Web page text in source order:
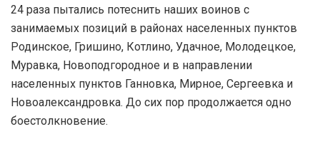
24 раза пытались потеснить наших воинов с
занимаемых позиций в районах населенных пунктов
Родинское, Гришино, Котлино, Удачное, Молодецкое,
Муравка, Новоподгородное и в направлении
населенных пунктов Ганновка, Мирное, Сергеевка и
Новоалександровка. До сих пор продолжается одно
боестолкновение.